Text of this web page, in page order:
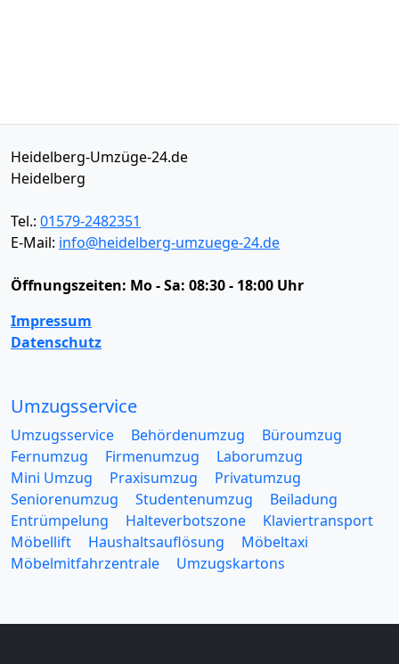
Heidelberg-Umzüge-24.de
Heidelberg
Tel.: 01579-2482351
E-Mail: info@heidelberg-umzuege-24.de
Öffnungszeiten: Mo - Sa: 08:30 - 18:00 Uhr
Impressum
Datenschutz
Umzugsservice
Umzugsservice Behördenumzug
Büroumzug
Fernumzug
Firmenumzug
Laborumzug
Mini Umzug
Praxisumzug
Privatumzug
Seniorenumzug
Studentenumzug
Beiladung
Entrümpelung
Halteverbotszone
Klaviertransport
Möbellift
Haushaltsauflösung
Möbeltaxi
Möbelmitfahrzentrale
Umzugskartons